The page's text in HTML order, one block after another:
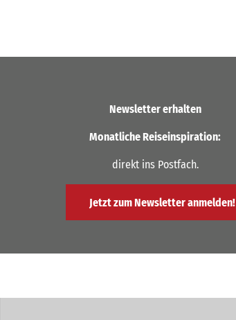
Newsletter erhalten
Monatliche Reiseinspiration:
direkt ins Postfach.
Jetzt zum Newsletter anmelden!